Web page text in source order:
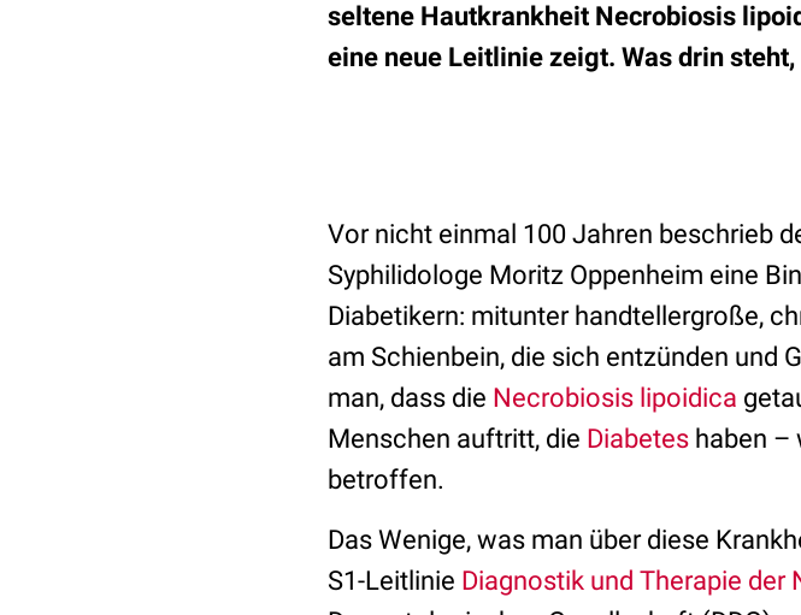
seltene Hautkrankheit Necrobiosis
eine neue Leitlinie zeigt. Was drin
Vor nicht einmal 100 Jahren beschrieb
Syphilidologe Moritz Oppenheim eine
Diabetikern: mitunter handtellergroße,
am Schienbein, die sich entzünden und
man, dass die Necrobiosis lipoidica
Menschen auftritt, die Diabetes haben –
betroffen.
Das Wenige, was man über diese
S1-Leitlinie Diagnostik und Therapie der